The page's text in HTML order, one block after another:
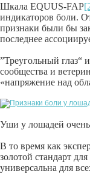
Шкала EQUUS-FAP
индикаторов боли.
признаки были бы
последнее
”Треугольный глаз“
сообщества и
«напряжение над
Уши у лошадей
В то время как
золотой стандарт
универсальна для